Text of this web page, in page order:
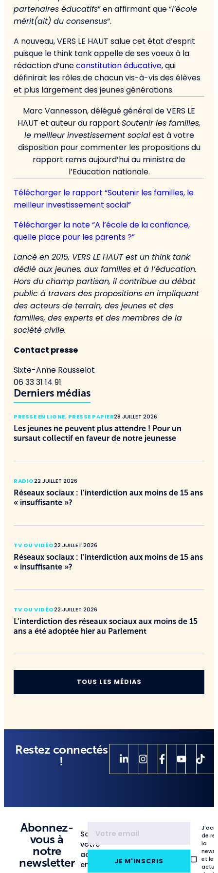
partenaires éducatifs” en affirmant que “l’école
mérit(ait) du consensus“.
A nouveau, VERS LE HAUT salue cet état d’esprit
puisque le think tank appelle de ses voeux à la
rédaction d’uneconstitution éducative, qui
définirait les rôles de chacun vis-à-vis des élèves
et plus largement des jeunes générations.
Marc Vannesson, délégué général de VERS LE
HAUT et auteur du rapport Soutenir les familles,
le meilleur investissement socialest à votre
disposition pour commenter les propositions du
rapport remis aujourd’hui au ministre de
l’Education nationale.
Télécharger le rapport “Soutenir les familles, le
meilleur investissement social”
Télécharger la note “A l’école de la confiance,
quelle place pour les parents ?”
Lancé en 2015, VERS LE HAUT est un think tank
dédié aux jeunes, aux familles et à l’éducation.
Hors du champ partisan, il contribue au débat
public à travers des propositions en impliquant
des acteurs de terrain, des jeunes et des
familles, des experts et des membres de la
société civile.
Contact presse
Sixte-Anne Rousselot
06 33 31 14 91
Derniers médias
PRESSE EN LIGNE, PRESSE PAPIER28 JUILLET 2026
Les jeunes ne peuvent plus attendre ! Pour un
sursaut collectif en faveur de notre jeunesse
RADIO22 JUILLET 2026
Réseaux sociaux : l’interdiction aux moins de 15 ans
« insuffisante »?
TV OU VIDÉO22 JUILLET 2026
Réseaux sociaux : l’interdiction aux moins de 15 ans
« insuffisante »?
TV OU VIDÉO22 JUILLET 2026
L’interdiction des réseaux sociaux aux moins de 15
ans a été adoptée hier au Parlement
TOUS LES MÉDIAS
Restez connectés
!
Abonnez-
vous à
notre
newsletter
Saisissez
votre
adresse
email
JE M'INSCRIS
de
la
et les